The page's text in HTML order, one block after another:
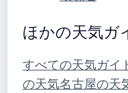
ほかの天気ガ
すべての天気ガイ
の天気名古屋の天